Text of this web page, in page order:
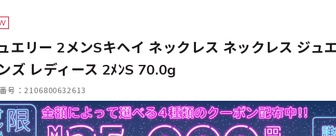
エリー 2メンSキヘイ ネックレス ネックレス ジュ
ズ レディース 2ﾒﾝS 70.0g
号：2106800632613